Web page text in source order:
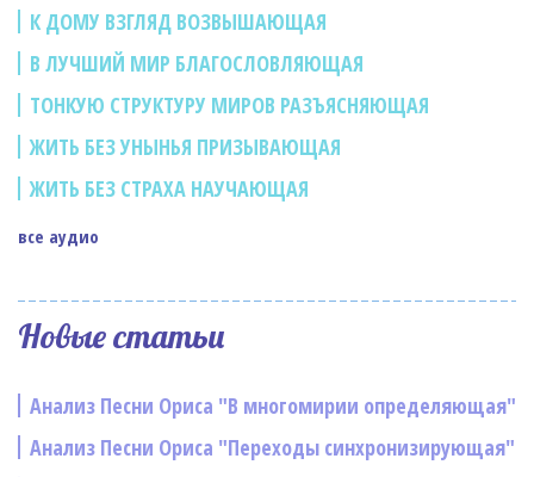
К ДОМУ ВЗГЛЯД ВОЗВЫШАЮЩАЯ
В ЛУЧШИЙ МИР БЛАГОСЛОВЛЯЮЩАЯ
ТОНКУЮ СТРУКТУРУ МИРОВ РАЗЪЯСНЯЮЩАЯ
ЖИТЬ БЕЗ УНЫНЬЯ ПРИЗЫВАЮЩАЯ
ЖИТЬ БЕЗ СТРАХА НАУЧАЮЩАЯ
все аудио
Новые статьи
Анализ Песни Ориса "В многомирии определяющая"
Анализ Песни Ориса "Переходы синхронизирующая"